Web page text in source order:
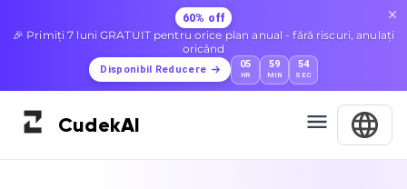
60% off
🎉 Primiți 7 luni GRATUIT pentru orice plan anual - fără riscuri, anulați
oricând
Disponibil Reducere 05
HR
59
MIN
53
SEC
CudekAI